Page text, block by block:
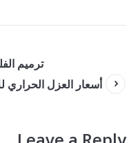
ترميم
أسعار العزل الحراري